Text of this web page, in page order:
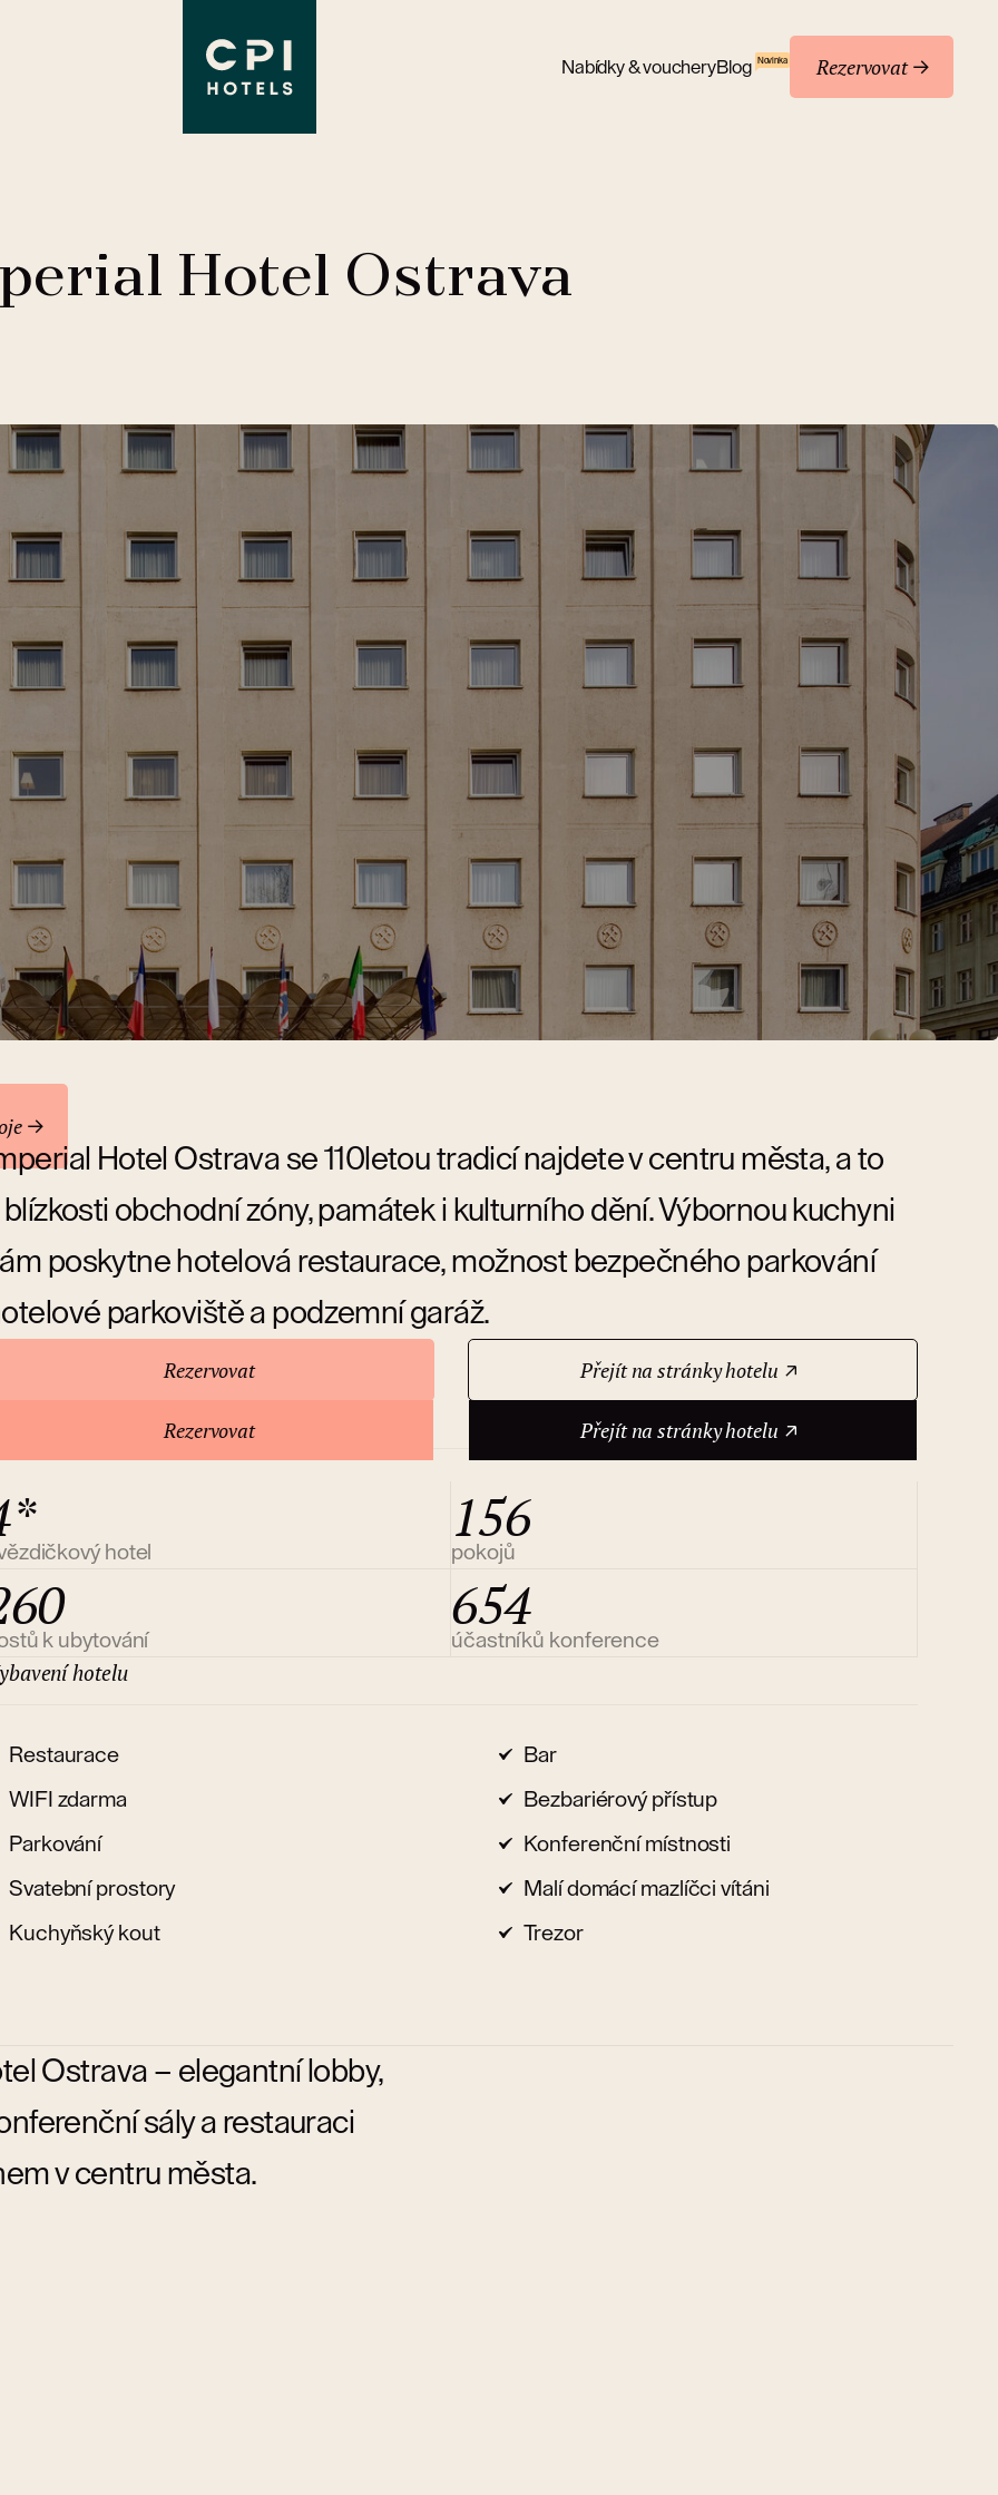
Rezervovat
Nabídky & voucheryBlog Novinka
Hotel Ostrava
Hotel Ostrava se 110letou tradicí najdete v centru města, a to
blízkosti obchodní zóny, památek i kulturního dění. Výbornou kuchyni
poskytne hotelová restaurace, možnost bezpečného parkování
parkoviště a podzemní garáž.
Rezervovat
Rezervovat
Přejít na stránky hotelu
Přejít na stránky hotelu
hotel
156
pokojů
k ubytování
654
účastníků konference
hotelu
Restaurace
Bar
WIFI zdarma
Bezbariérový přístup
Parkování
Konferenční místnosti
Svatební prostory
Malí domácí mazlíčci vítáni
Kuchyňský kout
Trezor
Ostrava – elegantní lobby,
sály a restauraci
v centru města.